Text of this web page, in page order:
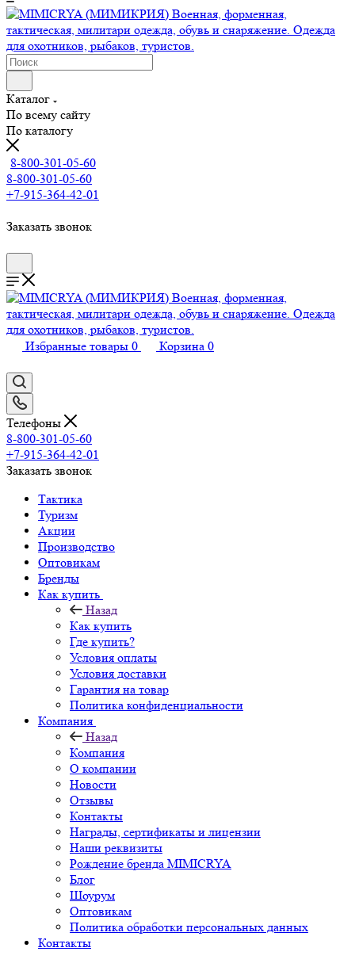
Каталог
По всему сайту
По каталогу
8-800-301-05-60
8-800-301-05-60
+7-915-364-42-01
Заказать звонок
Избранные товары 0 Корзина 0
Телефоны
8-800-301-05-60
+7-915-364-42-01
Заказать звонок
Тактика
Туризм
Акции
Производство
Оптовикам
Бренды
Как купить
Назад
Как купить
Где купить?
Условия оплаты
Условия доставки
Гарантия на товар
Политика конфиденциальности
Компания
Назад
Компания
О компании
Новости
Отзывы
Контакты
Награды, сертификаты и лицензии
Наши реквизиты
Рождение бренда MIMICRYA
Блог
Шоурум
Оптовикам
Политика обработки персональных данных
Контакты